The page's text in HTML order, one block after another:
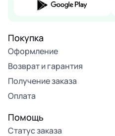
Покупка
Оформление
Возврат и гарантия
Получение заказа
Оплата
Помощь
Статус заказа